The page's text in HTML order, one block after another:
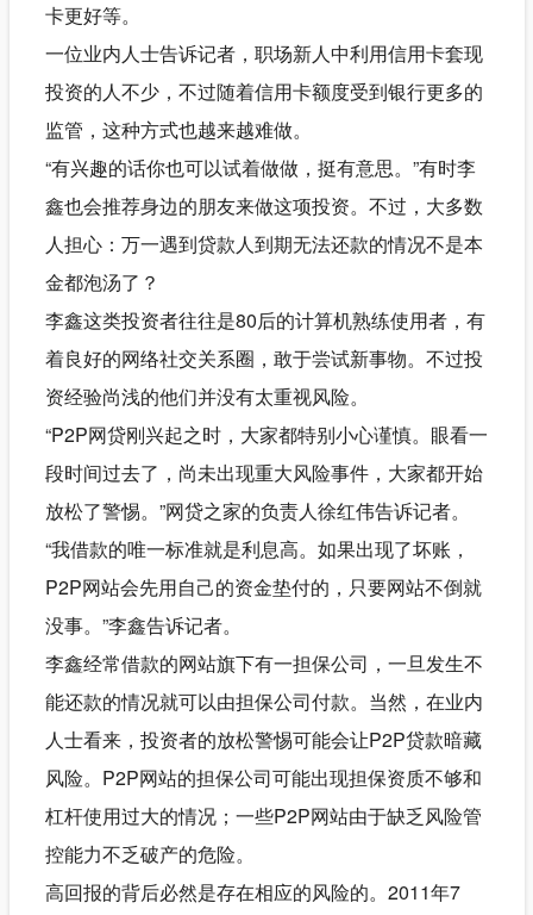
卡更好等。
一位业内人士告诉记者，职场新人中利用信用卡套现
投资的人不少，不过随着信用卡额度受到银行更多的
监管，这种方式也越来越难做。
“有兴趣的话你也可以试着做做，挺有意思。”有时李
鑫也会推荐身边的朋友来做这项投资。不过，大多数
人担心：万一遇到贷款人到期无法还款的情况不是本
金都泡汤了？
李鑫这类投资者往往是80后的计算机熟练使用者，有
着良好的网络社交关系圈，敢于尝试新事物。不过投
资经验尚浅的他们并没有太重视风险。
“P2P网贷刚兴起之时，大家都特别小心谨慎。眼看一
段时间过去了，尚未出现重大风险事件，大家都开始
放松了警惕。”网贷之家的负责人徐红伟告诉记者。
“我借款的唯一标准就是利息高。如果出现了坏账，
P2P网站会先用自己的资金垫付的，只要网站不倒就
没事。”李鑫告诉记者。
李鑫经常借款的网站旗下有一担保公司，一旦发生不
能还款的情况就可以由担保公司付款。当然，在业内
人士看来，投资者的放松警惕可能会让P2P贷款暗藏
风险。P2P网站的担保公司可能出现担保资质不够和
杠杆使用过大的情况；一些P2P网站由于缺乏风险管
控能力不乏破产的危险。
高回报的背后必然是存在相应的风险的。2011年7